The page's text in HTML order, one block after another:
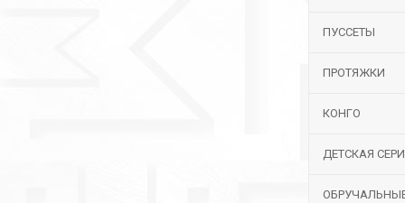
ПУССЕТЫ
ПРОТЯЖКИ
КОНГО
ДЕТСКАЯ